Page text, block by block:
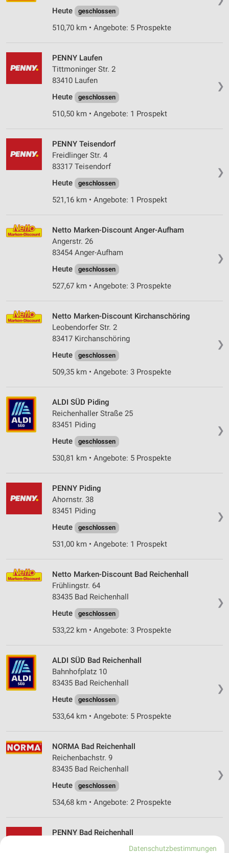
Heute geschlossen
510,70 km • Angebote: 5 Prospekte
❯
PENNY Laufen
Tittmoninger Str. 2
83410 Laufen
Heute
geschlossen
510,50 km • Angebote: 1 Prospekt
❯
PENNY Teisendorf
Freidlinger Str. 4
83317 Teisendorf
Heute
geschlossen
521,16 km • Angebote: 1 Prospekt
❯
Netto Marken-Discount Anger-Aufham
Angerstr. 26
83454 Anger-Aufham
Heute
geschlossen
527,67 km • Angebote: 3 Prospekte
❯
Netto Marken-Discount Kirchanschöring
Leobendorfer Str. 2
83417 Kirchanschöring
Heute
geschlossen
509,35 km • Angebote: 3 Prospekte
❯
ALDI SÜD Piding
Reichenhaller Straße 25
83451 Piding
Heute
geschlossen
530,81 km • Angebote: 5 Prospekte
❯
PENNY Piding
Ahornstr. 38
83451 Piding
Heute
geschlossen
531,00 km • Angebote: 1 Prospekt
❯
Netto Marken-Discount Bad Reichenhall
Frühlingstr. 64
83435 Bad Reichenhall
Heute
geschlossen
533,22 km • Angebote: 3 Prospekte
❯
ALDI SÜD Bad Reichenhall
Bahnhofplatz 10
83435 Bad Reichenhall
Heute
geschlossen
533,64 km • Angebote: 5 Prospekte
❯
NORMA Bad Reichenhall
Reichenbachstr. 9
83435 Bad Reichenhall
Heute
geschlossen
534,68 km • Angebote: 2 Prospekte
PENNY Bad Reichenhall
Datenschutzbestimmungen